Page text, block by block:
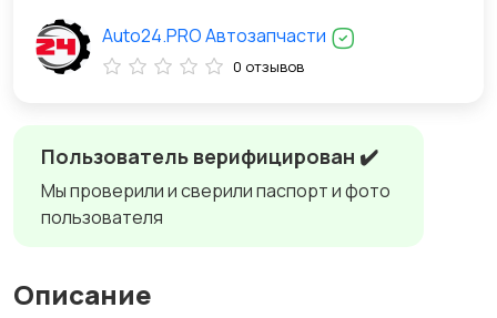
Пользователь верифицирован ✔️
Мы проверили и сверили паспорт и фото
пользователя
Описание
Auto24.PRO Автозапчасти
0 отзывов